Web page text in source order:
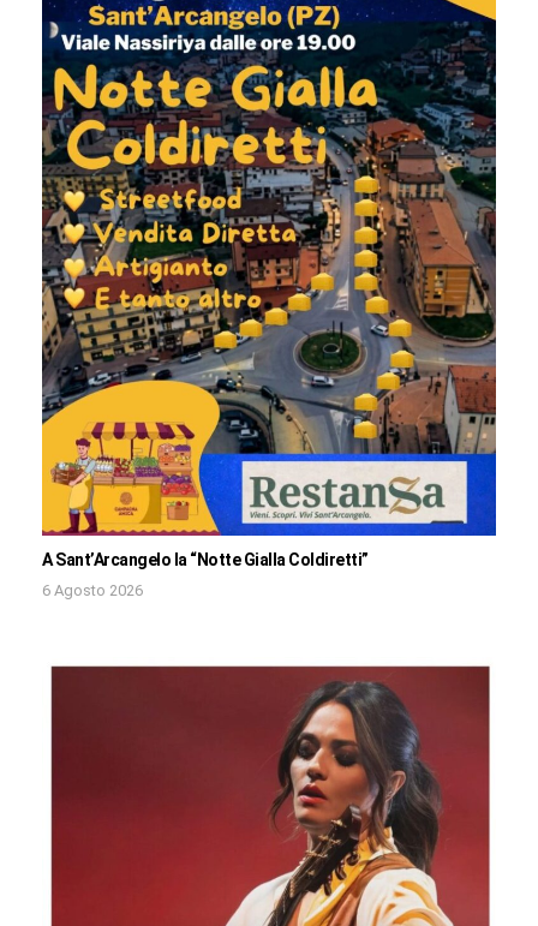
A Sant’Arcangelo la “Notte Gialla Coldiretti”
6 Agosto 2026